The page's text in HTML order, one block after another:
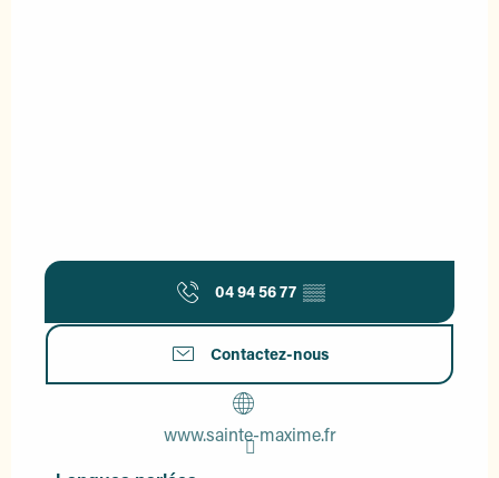
04 94 56 77 ▒▒
Contactez-nous
www.sainte-maxime.fr